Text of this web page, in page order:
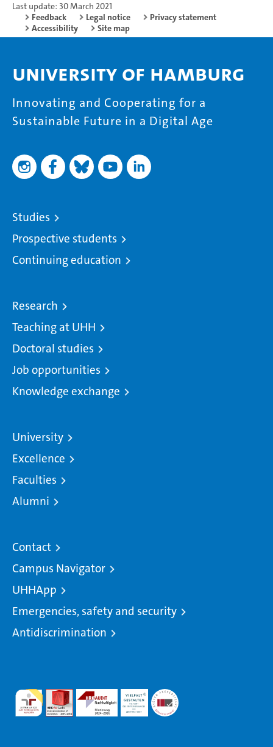
Last update: 30 March 2021
Feedback
Legal notice
Privacy statement
Accessibility
Site map
University of Hamburg
Innovating and Cooperating for a
Sustainable Future in a Digital Age
Studies
Prospective students
Continuing education
Research
Teaching at UHH
Doctoral studies
Job opportunities
Knowledge exchange
University
Excellence
Faculties
Alumni
Contact
Campus Navigator
UHHApp
Emergencies, safety and security
Antidiscrimination